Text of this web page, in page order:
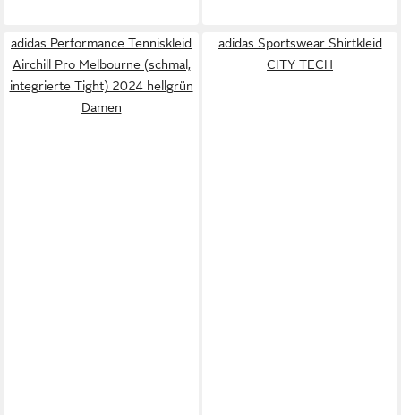
adidas Performance Tenniskleid
Airchill Pro Melbourne (schmal,
integrierte Tight) 2024 hellgrün
Damen
adidas Sportswear Shirtkleid
CITY TECH